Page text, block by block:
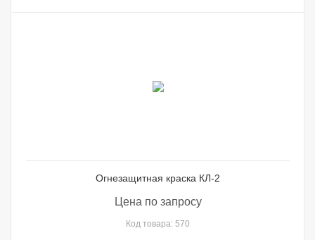
Огнезащитная краска КЛ-2
Цена по запросу
Код товара: 570